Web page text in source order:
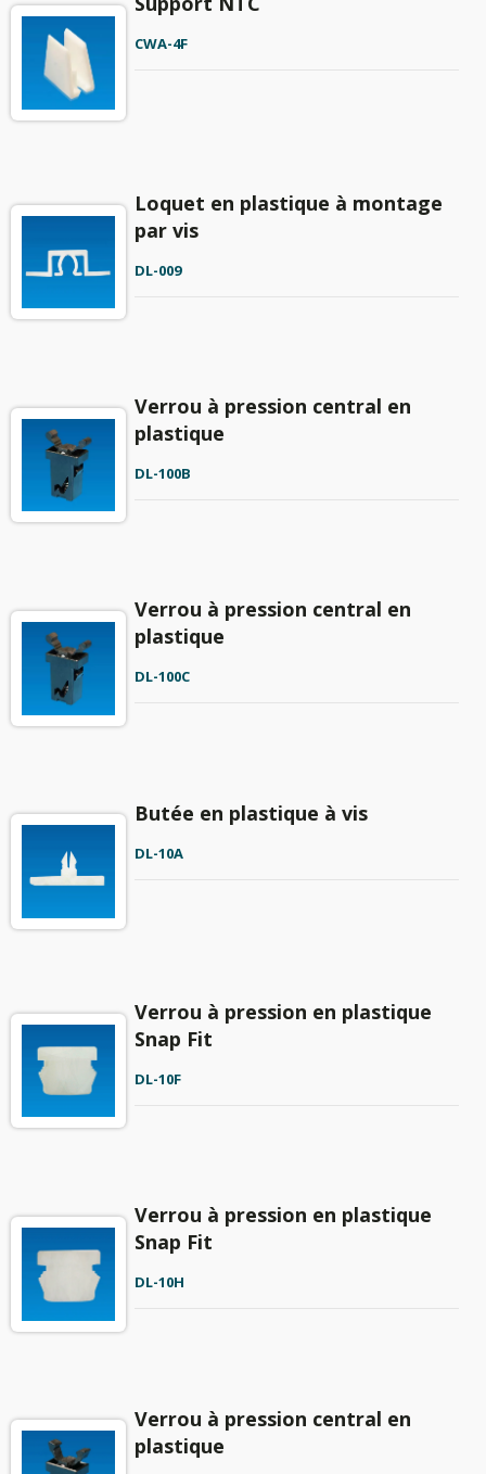
CWA-4F
Loquet en plastique à montage
par vis
DL-009
Verrou à pression central en
plastique
DL-100B
Verrou à pression central en
plastique
DL-100C
Butée en plastique à vis
DL-10A
Verrou à pression en plastique
Snap Fit
DL-10F
Verrou à pression en plastique
Snap Fit
DL-10H
Verrou à pression central en
plastique